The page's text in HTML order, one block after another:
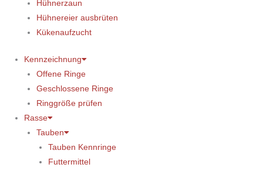
Hühnerzaun
Hühnereier ausbrüten
Kükenaufzucht
Kennzeichnung
Offene Ringe
Geschlossene Ringe
Ringgröße prüfen
Rasse
Tauben
Tauben Kennringe
Futtermittel